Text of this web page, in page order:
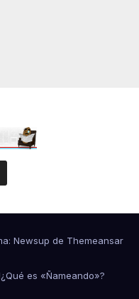
Newsup de Themeansar
¿Qué es «Ñameando»?